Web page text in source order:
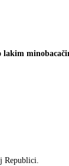
lakim
Republici.